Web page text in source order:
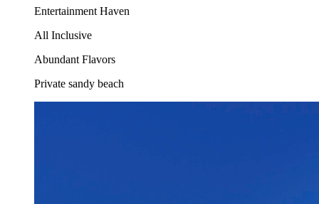
Entertainment Haven
All Inclusive
Abundant Flavors
Private sandy beach